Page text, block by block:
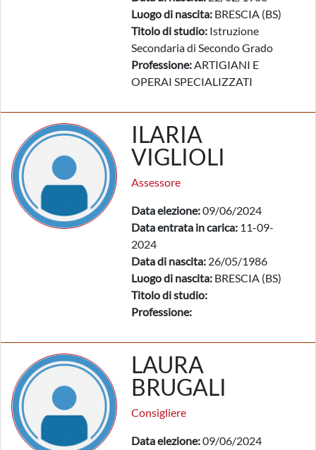
Luogo di nascita: BRESCIA (BS)
Titolo di studio: Istruzione
Secondaria di Secondo Grado
Professione:ARTIGIANI E
OPERAI SPECIALIZZATI
ILARIA
VIGLIOLI
Assessore
Data elezione:09/06/2024
Data entrata in carica: 11-09-
2024
Data di nascita: 26/05/1986
Luogo di nascita: BRESCIA (BS)
Titolo di studio:
Professione:
LAURA
BRUGALI
Consigliere
Data elezione:09/06/2024